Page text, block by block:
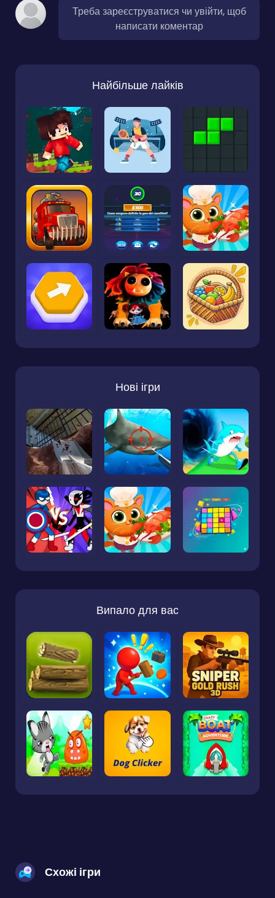
Треба зареєструватися чи увійти, щоб
написати коментар
Найбільше лайків
Нові ігри
Випало для вас
Схожі ігри